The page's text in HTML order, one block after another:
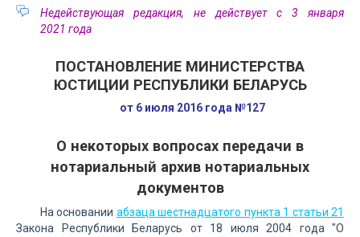
Недействующая редакция, не действует с 3 января
2021 года
ПОСТАНОВЛЕНИЕ МИНИСТЕРСТВА
ЮСТИЦИИ РЕСПУБЛИКИ БЕЛАРУСЬ
от 6 июля 2016 года №127
О некоторых вопросах передачи в
нотариальный архив нотариальных
документов
На основании абзаца шестнадцатого пункта 1 статьи 21
Закона Республики Беларусь от 18 июля 2004 года "О